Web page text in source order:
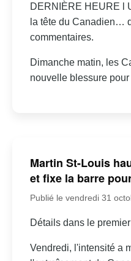
DERNIÈRE HEURE l
la tête du Canadien…
commentaires.
Dimanche matin, les
nouvelle blessure
Martin St-Louis
et fixe la barre
Publié le vendredi 31
Détails dans le
Vendredi, l'intensité a